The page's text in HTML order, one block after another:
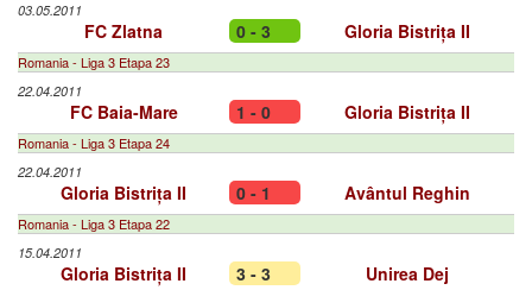
03.05.2011
FC Zlatna 0 - 3 Gloria Bistrița II
Romania - Liga 3 Etapa 23
22.04.2011
FC Baia-Mare 1 - 0 Gloria Bistrița II
Romania - Liga 3 Etapa 24
22.04.2011
Gloria Bistrița II 0 - 1 Avântul Reghin
Romania - Liga 3 Etapa 22
15.04.2011
Gloria Bistrița II 3 - 3 Unirea Dej